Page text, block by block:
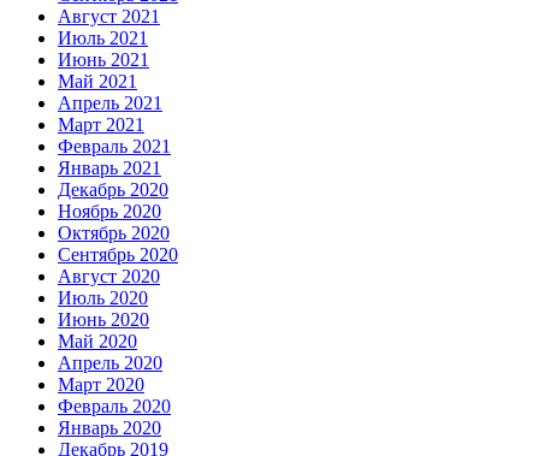
Август 2021
Июль 2021
Июнь 2021
Май 2021
Апрель 2021
Март 2021
Февраль 2021
Январь 2021
Декабрь 2020
Ноябрь 2020
Октябрь 2020
Сентябрь 2020
Август 2020
Июль 2020
Июнь 2020
Май 2020
Апрель 2020
Март 2020
Февраль 2020
Январь 2020
Декабрь 2019